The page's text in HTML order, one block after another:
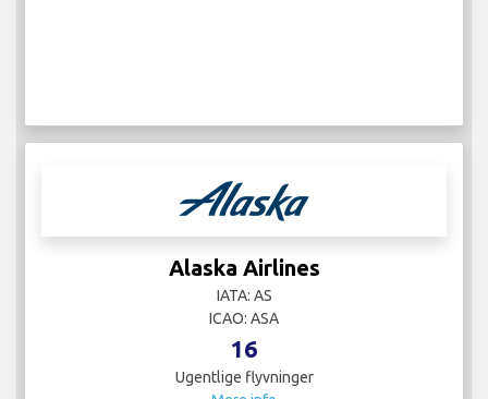
Alaska Airlines
IATA: AS
ICAO: ASA
16
Ugentlige flyvninger